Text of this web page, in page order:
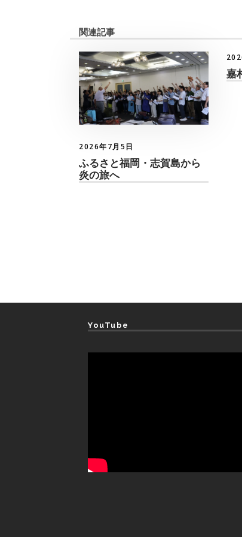
関連記事
2026年7月5日
ふるさと福岡・志賀島から
炎の旅へ
嘉
YouTube